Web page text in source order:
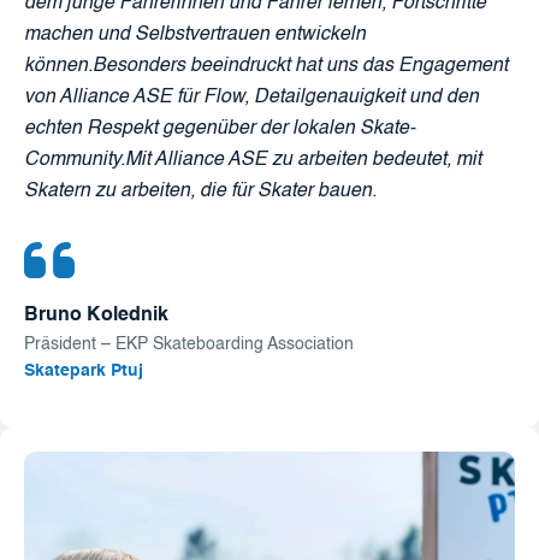
Bruno Kolednik
Präsident – EKP Skateboarding Association
Skatepark Ptuj
dem junge Fahrerinnen und Fahrer lernen, Fortschritte
machen und Selbstvertrauen entwickeln
können.Besonders beeindruckt hat uns das Engagement
von Alliance ASE für Flow, Detailgenauigkeit und den
echten Respekt gegenüber der lokalen Skate-
Community.Mit Alliance ASE zu arbeiten bedeutet, mit
Skatern zu arbeiten, die für Skater bauen.